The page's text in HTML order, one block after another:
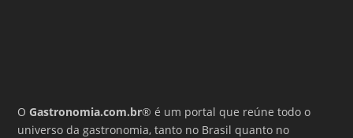
OGastronomia.com.br® é um portal que reúne todo o
universo da gastronomia, tanto no Brasil quanto no